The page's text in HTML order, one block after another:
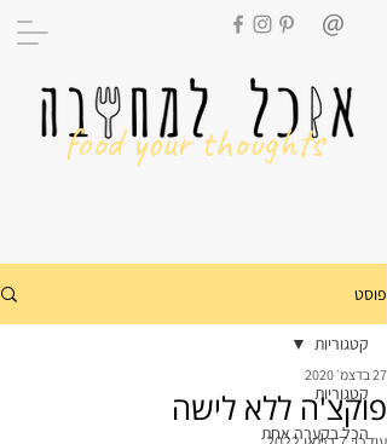
food your thoughts
פוסט
קטגוריות
הכל בקערה אחת
קטגוריות
פוקצ'ה ללא לישה
27 בדצמ׳ 2020